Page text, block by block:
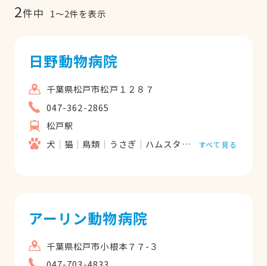
2件中 1〜2件を表示
日野動物病院
千葉県松戸市松戸１２８７
047-362-2865
松戸駅
犬
猫 鳥類 うさぎ ハムスター フェレット
すべて見る
アーリン動物病院
千葉県松戸市小根本７７-３